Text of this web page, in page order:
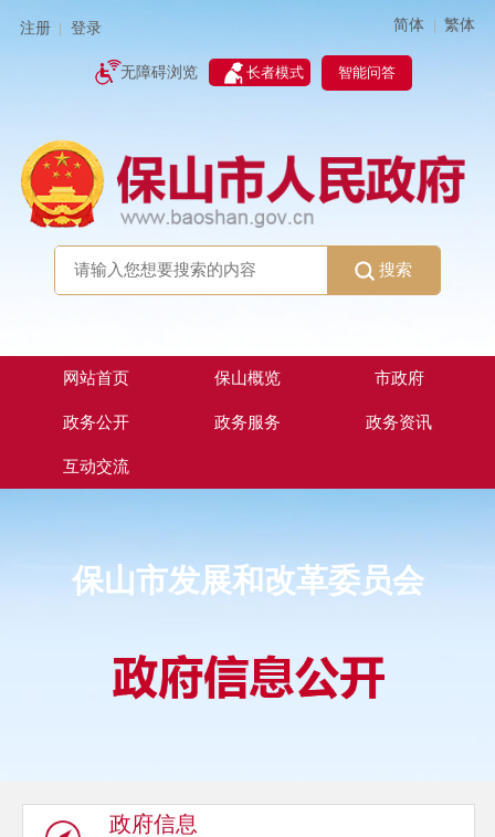
注册 登录 简体 | 繁体
无障碍浏览 长者模式 智能问答
搜索
网站首页 保山概览 市政府
政务公开 政务服务 政务资讯
互动交流
保山市发展和改革委员会
政府信息